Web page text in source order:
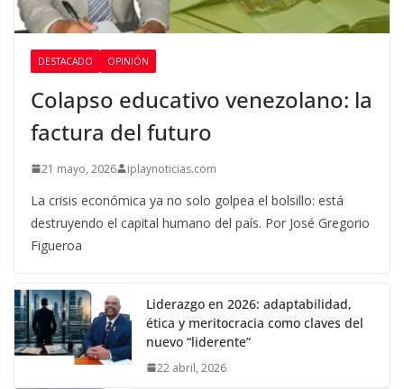
DESTACADO OPINIÓN
Colapso educativo venezolano: la
factura del futuro
21 mayo, 2026 iplaynoticias.com
La crisis económica ya no solo golpea el bolsillo: está
destruyendo el capital humano del país. Por José Gregorio
Figueroa
Liderazgo en 2026: adaptabilidad,
ética y meritocracia como claves del
nuevo “liderente”
22 abril, 2026